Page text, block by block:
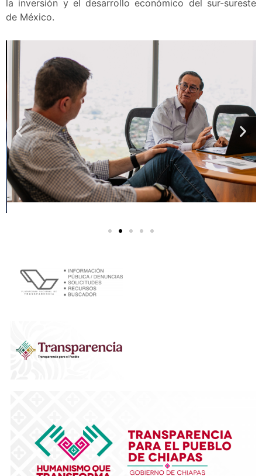
la inversión y el desarrollo económico del sur-sureste
de México.